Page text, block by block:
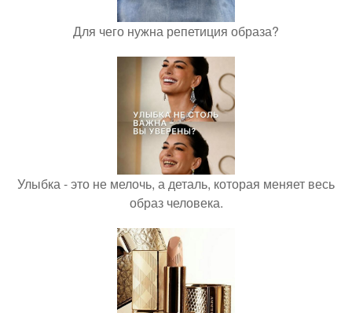
Для чего нужна репетиция образа?
Улыбка - это не мелочь, а деталь, которая меняет весь
образ человека.